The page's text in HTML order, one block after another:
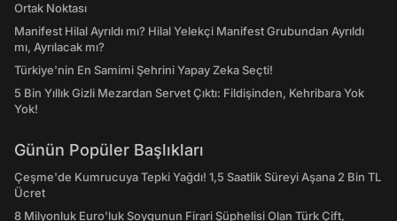
Ortak Noktası
Manifest Hilal Ayrıldı mı? Hilal Yelekçi Manifest Grubundan Ayrıldı
mı, Ayrılacak mı?
Türkiye'nin En Samimi Şehrini Yapay Zeka Seçti!
5 Bin Yıllık Gizli Mezardan Servet Çıktı: Fildişinden, Kehribara Yok
Yok!
Günün Popüler Başlıkları
Çeşme'de Kumrucuya Tepki Yağdı! 1,5 Saatlik Süreyi Aşana 2 Bin TL
Ücret
8 Milyonluk Euro'luk Soygunun Firari Şüphelisi Olan Türk Çift,